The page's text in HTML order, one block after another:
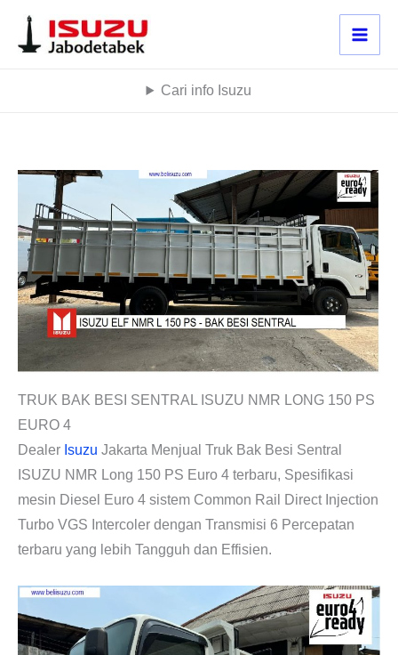
Cari info Isuzu
TRUK BAK BESI SENTRAL ISUZU NMR LONG 150 PS
EURO 4
Dealer Isuzu Jakarta Menjual Truk Bak Besi Sentral
ISUZU NMR Long 150 PS Euro 4 terbaru, Spesifikasi
mesin Diesel Euro 4 sistem Common Rail Direct Injection
Turbo VGS Intercoler dengan Transmisi 6 Percepatan
terbaru yang lebih Tangguh dan Effisien.